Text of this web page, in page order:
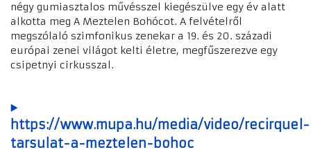
négy gumiasztalos művésszel kiegészülve egy év alatt
alkotta meg A Meztelen Bohócot. A felvételről
megszólaló szimfonikus zenekar a 19. és 20. századi
európai zenei világot kelti életre, megfűszerezve egy
csipetnyi cirkusszal.
▶️
https://www.mupa.hu/media/video/recirquel-
tarsulat-a-meztelen-bohoc